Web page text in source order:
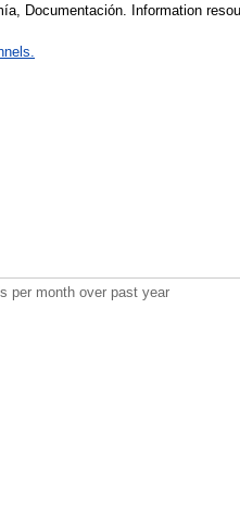
Documentación. Information
per month over past year